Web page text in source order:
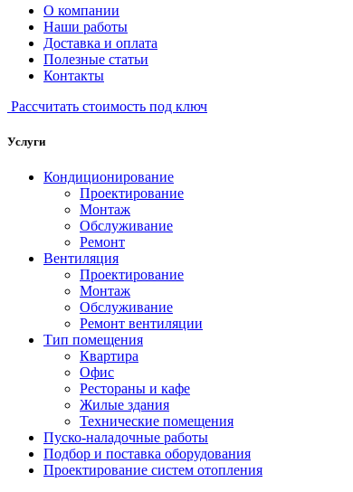
О компании
Наши работы
Доставка и оплата
Полезные статьи
Контакты
Рассчитать стоимость под ключ
Услуги
Кондиционирование
Проектирование
Монтаж
Обслуживание
Ремонт
Вентиляция
Проектирование
Монтаж
Обслуживание
Ремонт вентиляции
Тип помещения
Квартира
Офис
Рестораны и кафе
Жилые здания
Технические помещения
Пуско-наладочные работы
Подбор и поставка оборудования
Проектирование систем отопления